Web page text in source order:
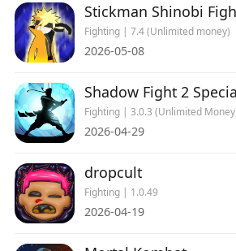
Stickman Shinobi
Fighting | 7.4 (Unlimited money)
2026-05-08
Fighting | 3.0.3 (Unlimited
2026-04-29
dropcult
Fighting | 1.0.49
2026-04-19